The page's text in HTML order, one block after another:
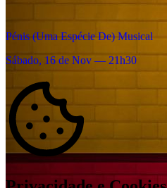
Pénis (Uma Espécie De) Musical
Sábado, 16 de Nov — 21h30